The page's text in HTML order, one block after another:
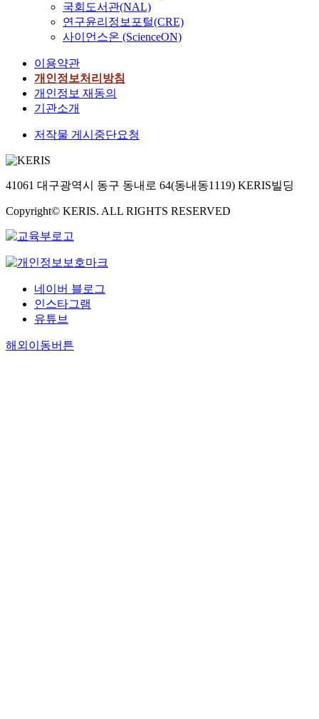
국회도서관(NAL)
연구윤리정보포털(CRE)
사이언스온 (ScienceON)
이용약관
개인정보처리방침
개인정보 재동의
기관소개
저작물 게시중단요청
41061 대구광역시 동구 동내로 64(동내동1119) KERIS빌딩
Copyright© KERIS. ALL RIGHTS RESERVED
네이버 블로그
인스타그램
유튜브
해외이동버튼